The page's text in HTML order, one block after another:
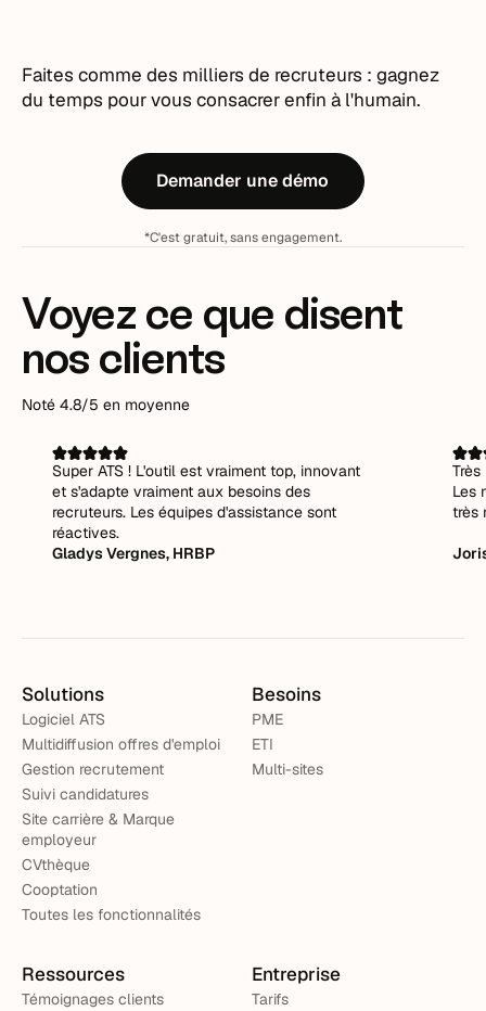
Faites comme des milliers de recruteurs : gagnez
du temps pour vous consacrer enfin à l'humain.
Demander une démo
*C'est gratuit, sans engagement.
Voyez ce que disent
nos clients
Noté 4.8/5 en moyenne
Super ATS ! L'outil est vraiment top, innovant
et s'adapte vraiment aux besoins des
recruteurs. Les équipes d'assistance sont
réactives.
Gladys Vergnes, HRBP
Les
très
Solutions
Logiciel ATS
Multidiffusion offres d'emploi
Gestion recrutement
Suivi candidatures
Site carrière & Marque
employeur
CVthèque
Cooptation
Toutes les fonctionnalités
Besoins
PME
ETI
Multi-sites
Ressources
Témoignages clients
Entreprise
Tarifs